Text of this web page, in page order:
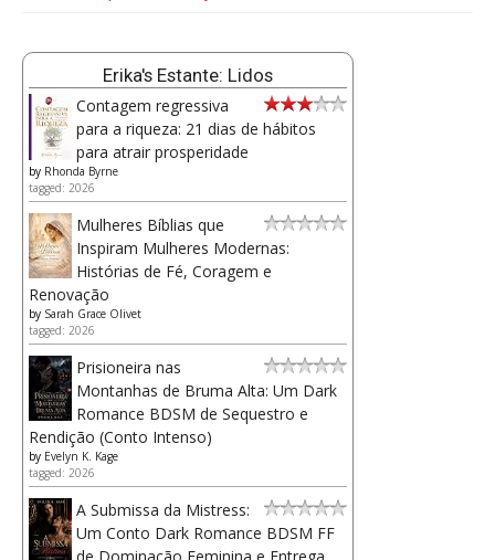
Erika's Estante: Lidos
Contagem regressiva
para a riqueza: 21 dias de hábitos
para atrair prosperidade
by Rhonda Byrne
tagged: 2026
Mulheres Bíblias que
Inspiram Mulheres Modernas:
Histórias de Fé, Coragem e
Renovação
by Sarah Grace Olivet
tagged: 2026
Prisioneira nas
Montanhas de Bruma Alta: Um Dark
Romance BDSM de Sequestro e
Rendição (Conto Intenso)
by Evelyn K. Kage
tagged: 2026
A Submissa da Mistress:
Um Conto Dark Romance BDSM FF